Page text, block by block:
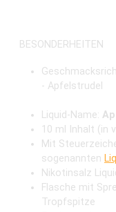
BESONDERHEITEN
- Apfelstrudel
Liquid-Name:
10 ml Inhalt (in
Mit
sogenannten
Nikotinsalz
Flasche mit
Tropfspitze